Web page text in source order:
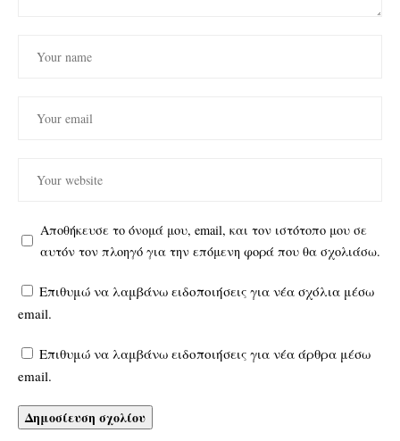
Αποθήκευσε το όνομά μου, email, και τον ιστότοπο μου σε
αυτόν τον πλοηγό για την επόμενη φορά που θα σχολιάσω.
Επιθυμώ να λαμβάνω ειδοποιήσεις για νέα σχόλια μέσω
email.
Επιθυμώ να λαμβάνω ειδοποιήσεις για νέα άρθρα μέσω
email.